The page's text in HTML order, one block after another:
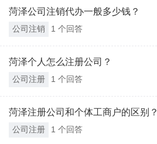
菏泽公司注销代办一般多少钱？
公司注销 1 个回答
菏泽个人怎么注册公司？
公司注册 1 个回答
菏泽注册公司和个体工商户的区别？
公司注册 1 个回答